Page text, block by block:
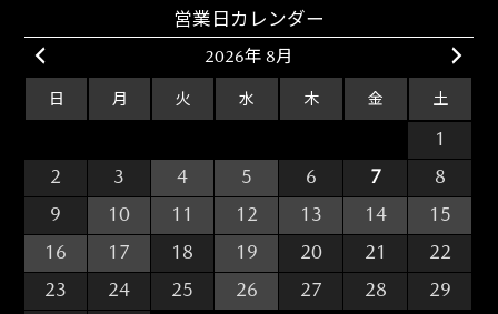
営業日カレンダー
2026年 8月
日 月 火 水 木 金 土
1
2
3 4 5 6 7
8
9
10 11 12 13 14
15
16
17 18 19 20 21
22
23
24 25 26 27 28
29